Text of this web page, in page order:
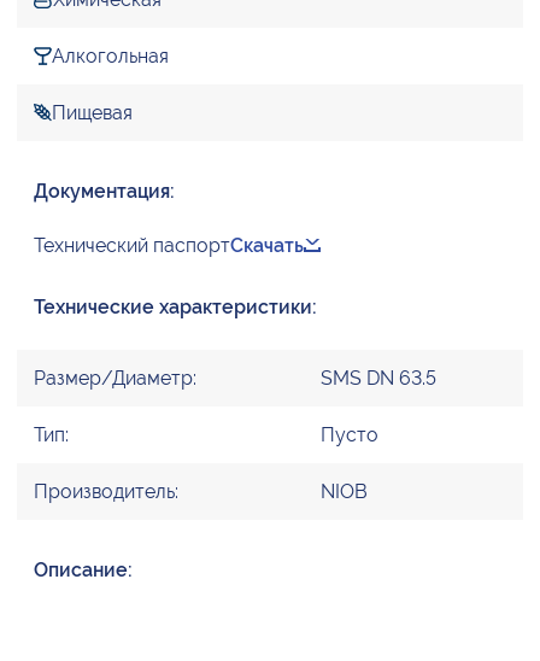
Алкогольная
Пищевая
Документация:
Технический паспортСкачать
Технические характеристики:
Размер/Диаметр: SMS DN 63.5
Тип: Пусто
Производитель: NIOB
Описание: